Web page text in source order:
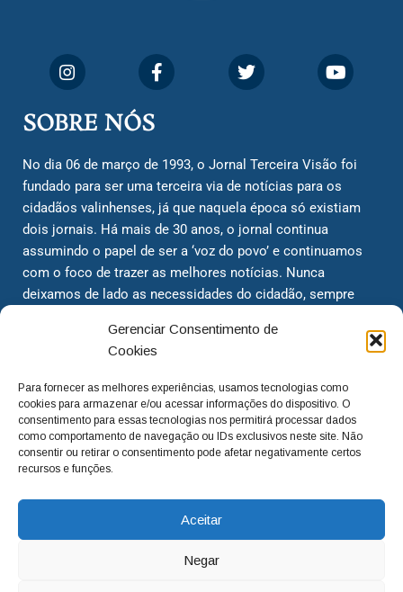
Gerenciar Consentimento de
Cookies
Para fornecer as melhores experiências, usamos tecnologias como
cookies para armazenar e/ou acessar informações do dispositivo. O
consentimento para essas tecnologias nos permitirá processar dados
como comportamento de navegação ou IDs exclusivos neste site. Não
consentir ou retirar o consentimento pode afetar negativamente certos
recursos e funções.
Aceitar
Negar
SOBRE NÓS
No dia 06 de março de 1993, o Jornal Terceira Visão foi
fundado para ser uma terceira via de notícias para os
cidadãos valinhenses, já que naquela época só existiam
dois jornais. Há mais de 30 anos, o jornal continua
assumindo o papel de ser a ‘voz do povo’ e continuamos
com o foco de trazer as melhores notícias. Nunca
deixamos de lado as necessidades do cidadão, sempre
para a cidade e sempre cobrando resoluções para casos
‘esquecidos’. Informar é a nossa missão!
adm@jtv.com.br
(19) 3929-6225
(19) 99450-1424